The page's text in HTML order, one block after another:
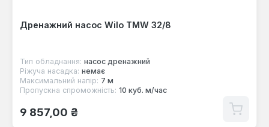
Дренажний насос Wilo TMW 32/8
Тип обладнання: насос дренажний
Ріжуча насадка: немає
Максимальний напір: 7 м
Пропускна спроможність: 10 куб. м/час
Звичайна ціна:
9 857,00 ₴